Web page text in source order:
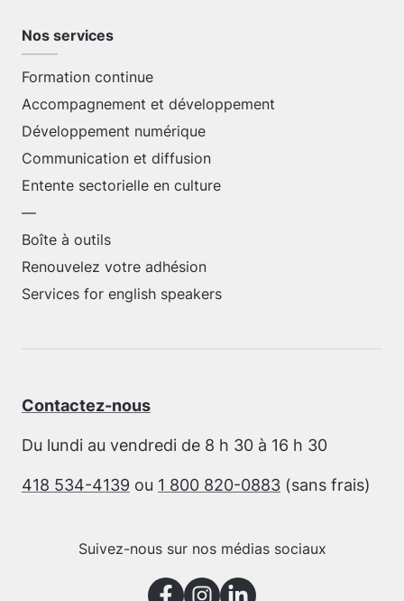
Nos services
Formation continue
Accompagnement et développement
Développement numérique
Communication et diffusion
Entente sectorielle en culture
—
Boîte à outils
Renouvelez votre adhésion
Services for english speakers
Contactez-nous
Du lundi au vendredi de 8 h 30 à 16 h 30
418 534-4139 ou 1 800 820-0883 (sans frais)
Suivez-nous sur nos médias sociaux